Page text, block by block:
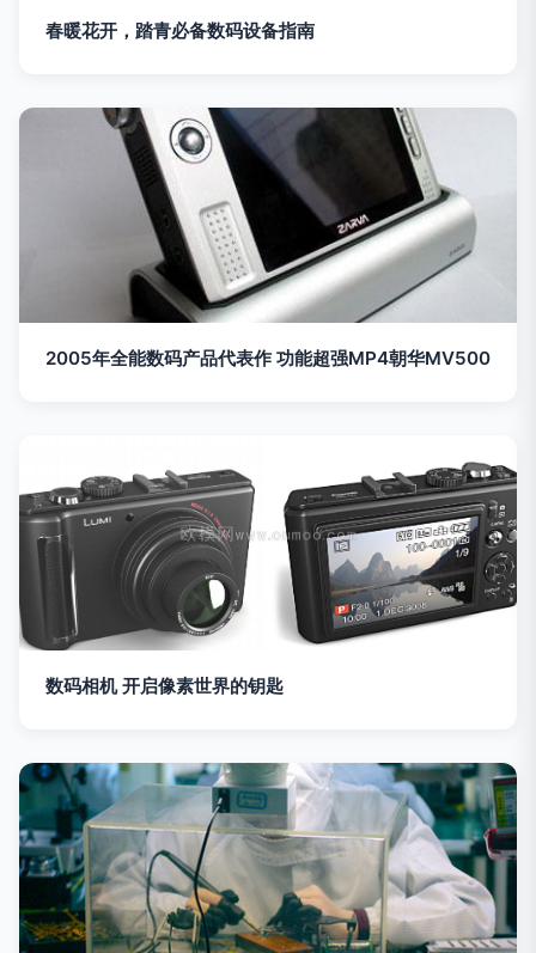
春暖花开，踏青必备数码设备指南
2005年全能数码产品代表作 功能超强MP4朝华MV500
数码相机 开启像素世界的钥匙